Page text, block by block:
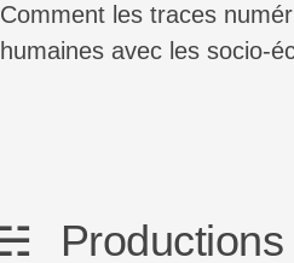
Comment les traces numériques peuvent-elles aider à identifier et à représenter les interactions
humaines avec les socio-
Productions